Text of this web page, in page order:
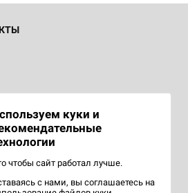
куки и
чтобы сайт работал лучше.
с нами, вы соглашаетесь на